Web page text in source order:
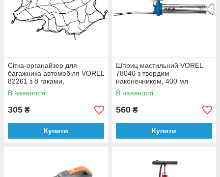
Сітка-органайзер для
багажника автомобіля VOREL
82261 з 8 гаками,
поліпропілен, 90 х 90 см
В наявності
305 ₴
Купити
Шприц мастильний VOREL
78046 з твердим
наконечником, 400 мл
В наявності
560 ₴
Купити